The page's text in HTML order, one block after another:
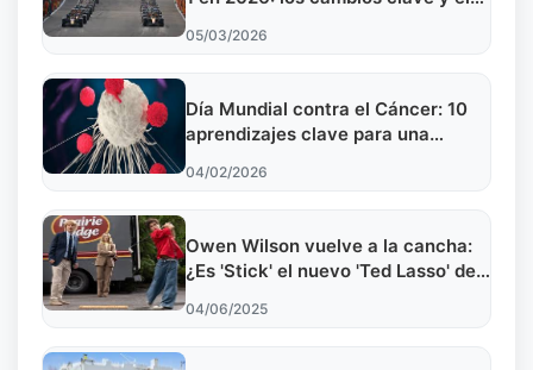
05/03/2026
Día Mundial contra el Cáncer: 10
aprendizajes clave para una
04/02/2026
Owen Wilson vuelve a la cancha:
¿Es 'Stick' el nuevo 'Ted Lasso' del
04/06/2025